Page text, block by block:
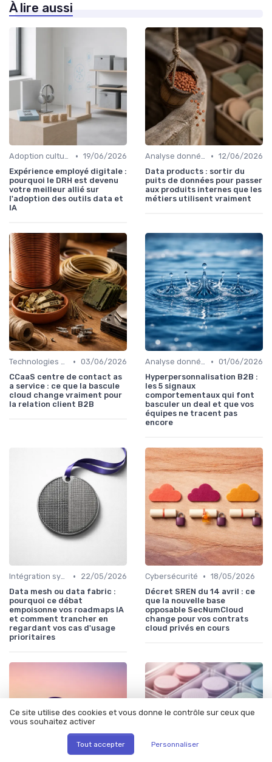
À lire aussi
Adoption culturelle • 19/06/2026
Expérience employé digitale :
pourquoi le DRH est devenu
votre meilleur allié sur
l'adoption des outils data et
IA
Analyse données • 12/06/2026
Data products : sortir du
puits de données pour passer
aux produits internes que les
métiers utilisent vraiment
Technologies émergentes • 03/06/2026
CCaaS centre de contact as
a service : ce que la bascule
cloud change vraiment pour
la relation client B2B
Analyse données • 01/06/2026
Hyperpersonnalisation B2B :
les 5 signaux
comportementaux qui font
basculer un deal et que vos
équipes ne tracent pas
encore
Intégration systèmes •
22/05/2026
Data mesh ou data fabric :
pourquoi ce débat
empoisonne vos roadmaps IA
et comment trancher en
regardant vos cas d'usage
prioritaires
Cybersécurité • 18/05/2026
Décret SREN du 14 avril : ce
que la nouvelle base
opposable SecNumCloud
change pour vos contrats
cloud privés en cours
Ce site utilise des cookies et vous donne le contrôle sur ceux que
vous souhaitez activer
Tout accepter Personnaliser